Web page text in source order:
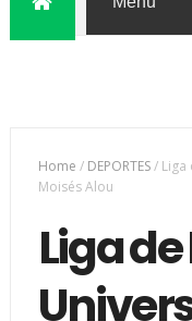
Home / DEPORTES/
Moisés Alou
Liga